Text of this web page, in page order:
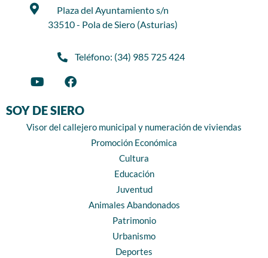
Plaza del Ayuntamiento s/n
33510 - Pola de Siero (Asturias)
Teléfono: (34) 985 725 424
SOY DE SIERO
Visor del callejero municipal y numeración de viviendas
Promoción Económica
Cultura
Educación
Juventud
Animales Abandonados
Patrimonio
Urbanismo
Deportes